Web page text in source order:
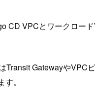
CD VPCとワークロー
Transit GatewayやVPC
。